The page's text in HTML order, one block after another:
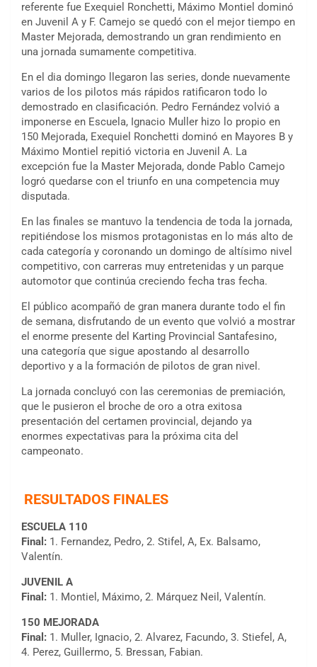
referente fue Exequiel Ronchetti, Máximo Montiel dominó
en Juvenil A y F. Camejo se quedó con el mejor tiempo en
Master Mejorada, demostrando un gran rendimiento en
una jornada sumamente competitiva.
En el dia domingo llegaron las series, donde nuevamente
varios de los pilotos más rápidos ratificaron todo lo
demostrado en clasificación. Pedro Fernández volvió a
imponerse en Escuela, Ignacio Muller hizo lo propio en
150 Mejorada, Exequiel Ronchetti dominó en Mayores B y
Máximo Montiel repitió victoria en Juvenil A. La
excepción fue la Master Mejorada, donde Pablo Camejo
logró quedarse con el triunfo en una competencia muy
disputada.
En las finales se mantuvo la tendencia de toda la jornada,
repitiéndose los mismos protagonistas en lo más alto de
cada categoría y coronando un domingo de altísimo nivel
competitivo, con carreras muy entretenidas y un parque
automotor que continúa creciendo fecha tras fecha.
El público acompañó de gran manera durante todo el fin
de semana, disfrutando de un evento que volvió a mostrar
el enorme presente del Karting Provincial Santafesino,
una categoría que sigue apostando al desarrollo
deportivo y a la formación de pilotos de gran nivel.
La jornada concluyó con las ceremonias de premiación,
que le pusieron el broche de oro a otra exitosa
presentación del certamen provincial, dejando ya
enormes expectativas para la próxima cita del
campeonato.
RESULTADOS FINALES
ESCUELA 110
Final: 1. Fernandez, Pedro, 2. Stifel, A, Ex. Balsamo,
Valentín.
JUVENIL A
Final: 1. Montiel, Máximo, 2. Márquez Neil, Valentín.
150 MEJORADA
Final: 1. Muller, Ignacio, 2. Alvarez, Facundo, 3. Stiefel, A,
4. Perez, Guillermo, 5. Bressan, Fabian.